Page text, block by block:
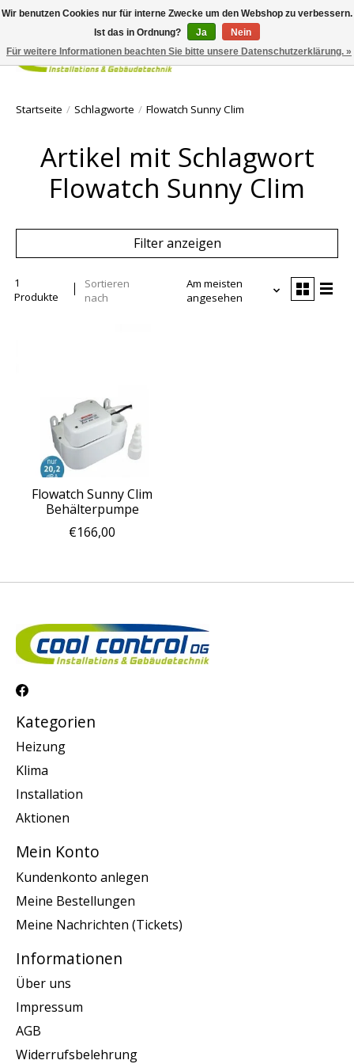
Ihr
Startseite / Schlagworte / Flowatch Sunny Clim
Artikel mit Schlagwort
Flowatch Sunny Clim
Filter anzeigen
1
Produkte
Sortieren
nach
Am meisten
angesehen
Flowatch Sunny Clim
Behälterpumpe
€166,00
Kategorien
Heizung
Klima
Installation
Aktionen
Mein Konto
Kundenkonto anlegen
Meine Bestellungen
Meine Nachrichten (Tickets)
Informationen
Über uns
Impressum
AGB
Widerrufsbelehrung
Wir benutzen Cookies nur für interne Zwecke um den Webshop zu verbessern.
Ist das in Ordnung?
Ja
Nein
Für weitere Informationen beachten Sie bitte unsere Datenschutzerklärung. »